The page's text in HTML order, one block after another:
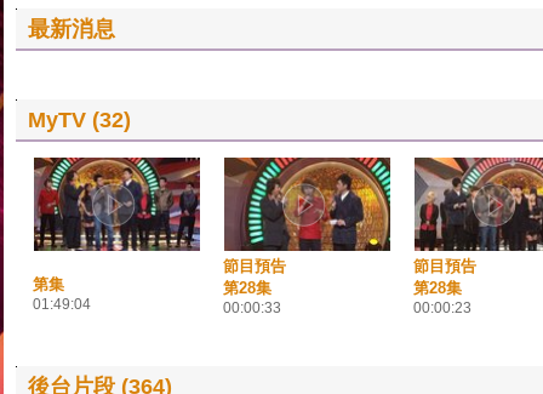
最新消息
MyTV (32)
第集
01:49:04
節目預告
第28集
00:00:33
節目預告
第28集
00:00:23
後台片段 (364)